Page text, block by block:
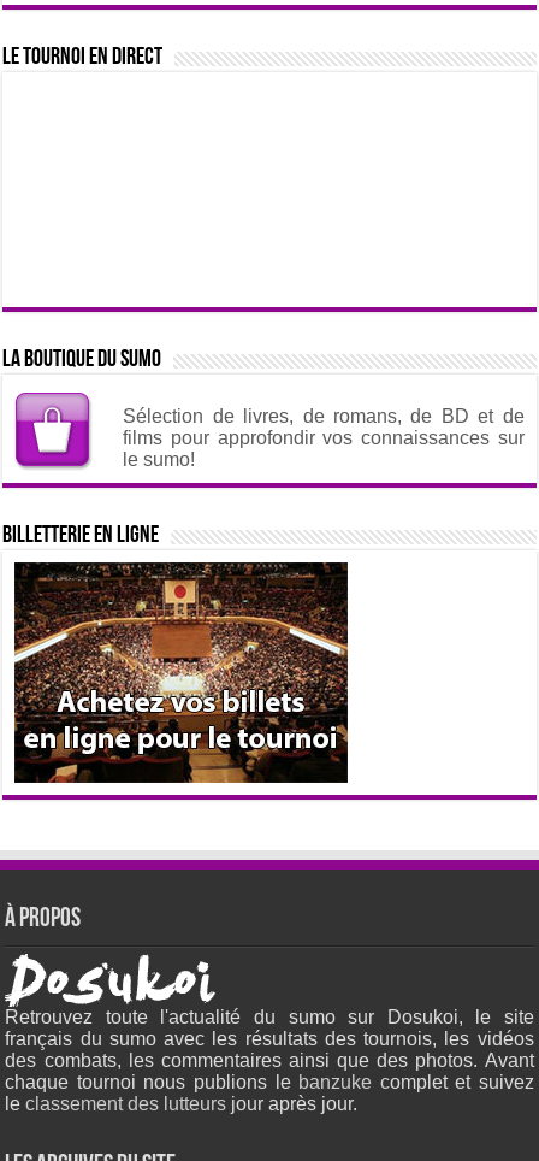
Le tournoi en direct
La boutique du sumo
Sélection de livres, de romans, de BD et de
films pour approfondir vos connaissances sur
le sumo!
Billetterie en ligne
À propos
Retrouvez toute l'actualité du sumo sur Dosukoi, le site
français du sumo avec les résultats des tournois, les vidéos
des combats, les commentaires ainsi que des photos. Avant
chaque tournoi nous publions le banzuke complet et suivez
leclassement des lutteurs jour après jour.